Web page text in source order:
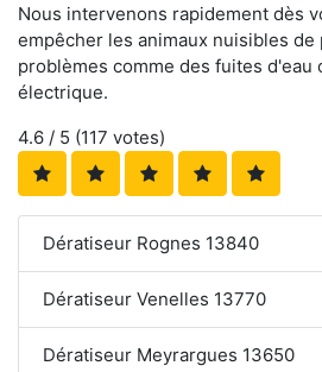
Nous intervenons rapidement dès
empêcher les animaux nuisibles de
problèmes comme des fuites
électrique.
4.6 / 5 (117 votes)
Dératiseur Rognes 13840
Dératiseur Venelles 13770
Dératiseur Meyrargues 13650